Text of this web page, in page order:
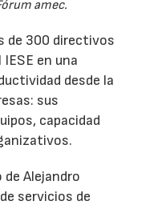
amec.
de 300 directivos
en una
desde la
sus
capacidad
Alejandro
servicios de